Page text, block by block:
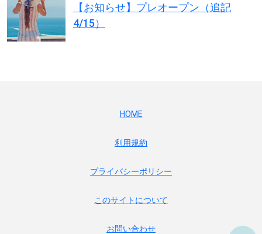
【お知らせ】プレオープン（追記
4/15）
HOME
利用規約
プライバシーポリシー
このサイトについて
お問い合わせ